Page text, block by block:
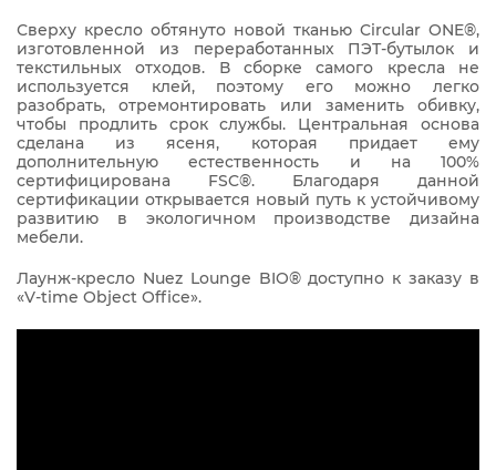
Сверху кресло обтянуто новой тканью Circular ONE®,
изготовленной из переработанных ПЭТ-бутылок и
текстильных отходов. В сборке самого кресла не
используется клей, поэтому его можно легко
разобрать, отремонтировать или заменить обивку,
чтобы продлить срок службы. Центральная основа
сделана из ясеня, которая придает ему
дополнительную естественность и на 100%
сертифицирована FSC®. Благодаря данной
сертификации открывается новый путь к устойчивому
развитию в экологичном производстве дизайна
мебели.
Лаунж-кресло Nuez Lounge BIO® доступно к заказу в
«V-time Object Office».